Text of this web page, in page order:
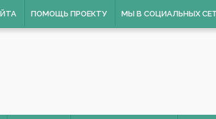
ПОМОЩЬ ПРОЕКТУ МЫ В СОЦИАЛЬНЫХ